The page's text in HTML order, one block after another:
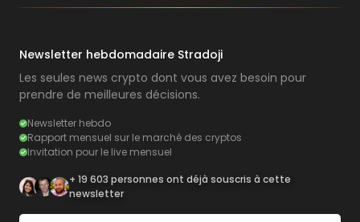
Newsletter hebdomadaire Stradoji
Les seules news crypto dont vous avez besoin pour
prendre de meilleures décisions.
Newsletter hebdo
Rapport mensuel sur le marché des cryptos
Invitation pour le live mensuel
+ 19 603 personnes ont déjà souscris à cette
newsletter